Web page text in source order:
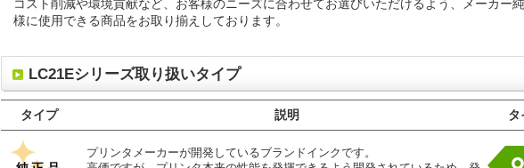
コスト削減や環境貢献など、お客様のニーズに合わせてお選びいただけるよう、メーカー
様に使用できる商品をお取り揃えしております。
LC21Eシリーズ取り扱いタイプ
タイプ 説明 タ
プリンタメーカーが開発しているブランドインクです。